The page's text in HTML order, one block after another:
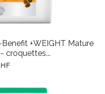
+WEIGHT Mature
croquettes...